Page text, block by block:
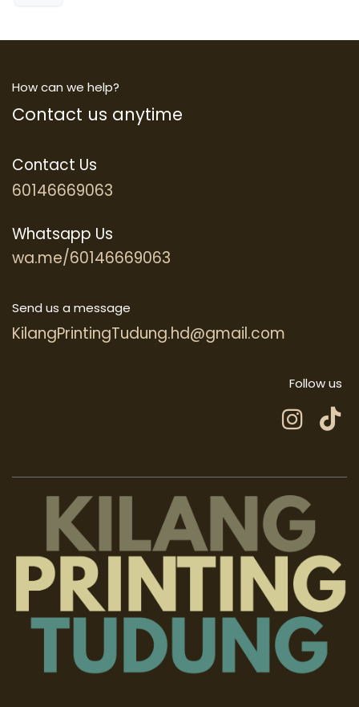
How can we help?
Contact us anytime
Contact Us
60146669063
Whatsapp Us
wa.me/60146669063
Send us a message
KilangPrintingTudung.hd@gmail.com
Follow us